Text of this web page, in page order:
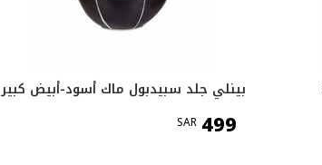
بينلي جلد سبيدبول ماك أسود-أبيض كبير
SAR 499